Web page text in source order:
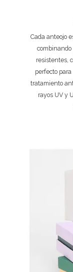
Cada anteojo
resistentes,
perfecto
tratamiento
rayos UV y